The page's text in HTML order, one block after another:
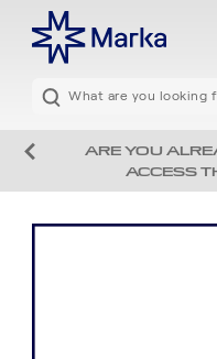
ARE YOU
ACCESS